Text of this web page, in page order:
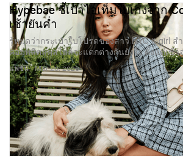
แฟชั่น
Hypebae ชี้เป้าไอเท็มใบเก่งจาก
เช้ายันค่ำ
รู้หมดว่ากระเป๋าใบโปรดของสาว NYC it-girl ส
คอมพลีตลุคสไตล์จะแตกต่างกันยังไง ตั้งแต่เช้า
Mar 20, 2026